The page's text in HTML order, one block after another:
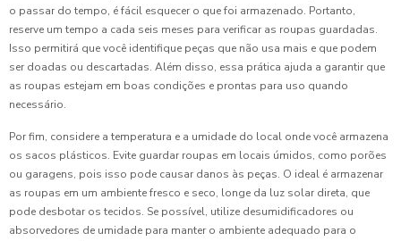
o passar do tempo, é fácil esquecer o que foi armazenado. Portanto,
reserve um tempo a cada seis meses para verificar as roupas guardadas.
Isso permitirá que você identifique peças que não usa mais e que podem
ser doadas ou descartadas. Além disso, essa prática ajuda a garantir que
as roupas estejam em boas condições e prontas para uso quando
necessário.
Por fim, considere a temperatura e a umidade do local onde você armazena
os sacos plásticos. Evite guardar roupas em locais úmidos, como porões
ou garagens, pois isso pode causar danos às peças. O ideal é armazenar
as roupas em um ambiente fresco e seco, longe da luz solar direta, que
pode desbotar os tecidos. Se possível, utilize desumidificadores ou
absorvedores de umidade para manter o ambiente adequado para o